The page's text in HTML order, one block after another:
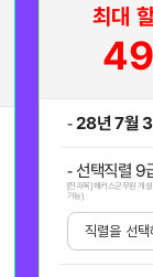
최대
-28년 7월
- 선택직렬 9
[전과목] 해커스군무원 개
가능)